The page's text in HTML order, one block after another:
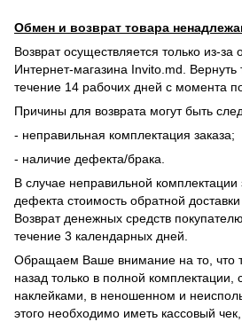
Обмен и возврат товара
Возврат осуществляется только из-
Интернет-магазина Invito.md.
течение 14 рабочих дней с момента
Причины для возврата могут быть
- неправильная комплектация заказа;
- наличие дефекта/брака.
В случае неправильной комплектации
дефекта стоимость обратной
Возврат денежных средств
течение 3 календарных дней.
Обращаем Ваше внимание на то, что
назад только в полной комплектации,
наклейками, в неношенном и
этого необходимо иметь кассовый